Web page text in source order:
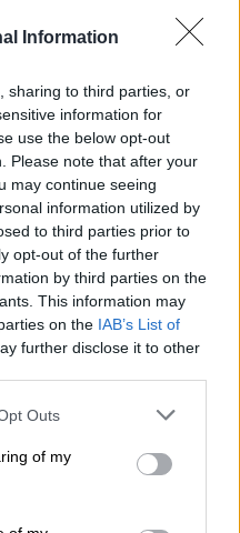
Information
sharing to third parties, or
information for
use the below opt-out
Please note that after your
may continue seeing
information utilized by
to third parties prior to
opt-out of the further
by third parties on the
This information may
on the IAB’s List of
further disclose it to other
uses one or more Google
You may click to
its third-party tags to
purposes in below Google
Outs
of my
προέβη σε
την Arian περί τα
την μετέφερε
σεξ, την
την πέταξε
Την γνώρισε,
εφαρμογής
τις Φιλιππίνες
21 Ιουλίου του